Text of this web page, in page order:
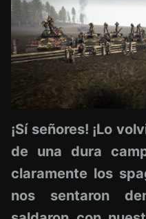
¡Sí señores! ¡Lo
de una dura
claramente los
nos sentaron